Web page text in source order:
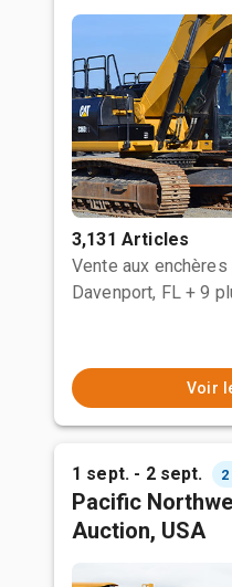
3,131 Articles
Vente aux
Davenport, FL + 9
Voir
1 sept. - 2 sept.
Pacific
Auction, USA